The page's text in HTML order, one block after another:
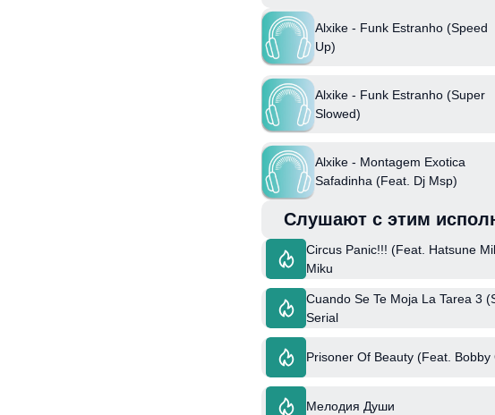
Alxike - Funk Estranho (Speed
Up)
Alxike - Funk Estranho (Super
Slowed)
Alxike - Montagem Exotica
Safadinha (Feat. Dj Msp)
Слушают с этим
Circus Panic!!! (Feat. Hatsune
Miku
Cuando Se Te Moja La Tarea 3
Serial
Prisoner Of Beauty (Feat. Bobby
Мелодия Души